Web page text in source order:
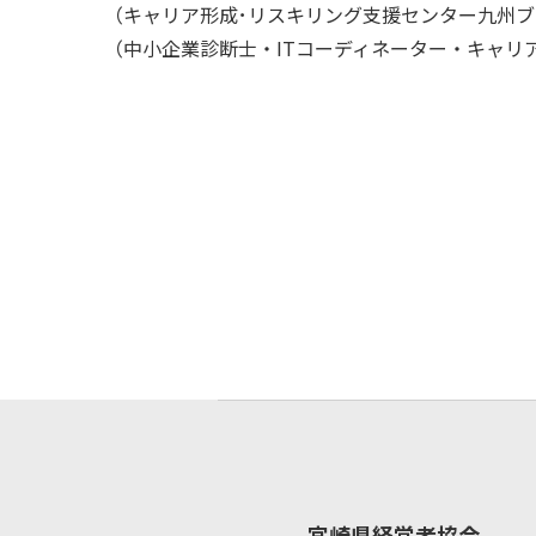
（キャリア形成･リスキリング支援センター九州ブ
（中小企業診断士・ITコーディネーター・キャリ